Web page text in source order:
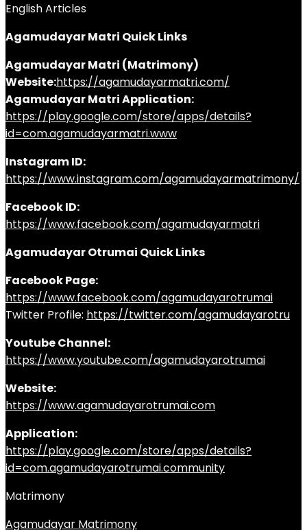
English Articles
Agamudayar Matri Quick Links
Agamudayar Matri (Matrimony)
Website:https://agamudayarmatri.com/
Agamudayar Matri Application:
https://play.google.com/store/apps/details?
id=com.agamudayarmatri.www
Instagram ID:
https://www.instagram.com/agamudayarmatrimony/
Facebook ID:
https://www.facebook.com/agamudayarmatri
Agamudayar Otrumai Quick Links
Facebook Page:
https://www.facebook.com/agamudayarotrumai
Twitter Profile: https://twitter.com/agamudayarotru
Youtube Channel:
https://www.youtube.com/agamudayarotrumai
Website:
https://www.agamudayarotrumai.com
Application:
https://play.google.com/store/apps/details?
id=com.agamudayarotrumai.community
Matrimony
Agamudayar Matrimony